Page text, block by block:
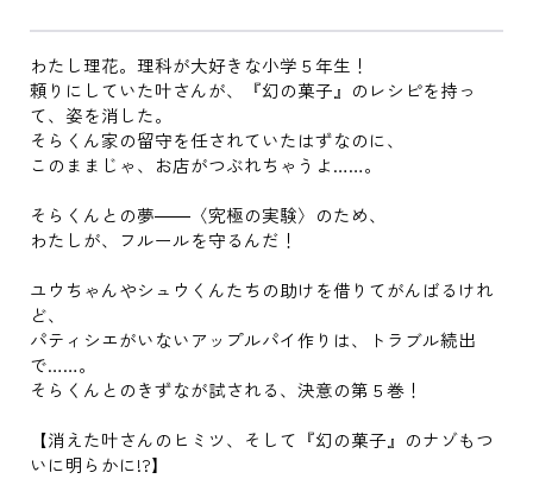
わたし理花。理科が大好きな小学５年生！
頼りにしていた叶さんが、『幻の菓子』のレシピを持っ
て、姿を消した。
そらくん家の留守を任されていたはずなのに、
このままじゃ、お店がつぶれちゃうよ……。
そらくんとの夢――〈究極の実験〉のため、
わたしが、フルールを守るんだ！
ユウちゃんやシュウくんたちの助けを借りてがんばるけれ
ど、
パティシエがいないアップルパイ作りは、トラブル続出
で……。
そらくんとのきずなが試される、決意の第５巻！
【消えた叶さんのヒミツ、そして『幻の菓子』のナゾもつ
いに明らかに!?】